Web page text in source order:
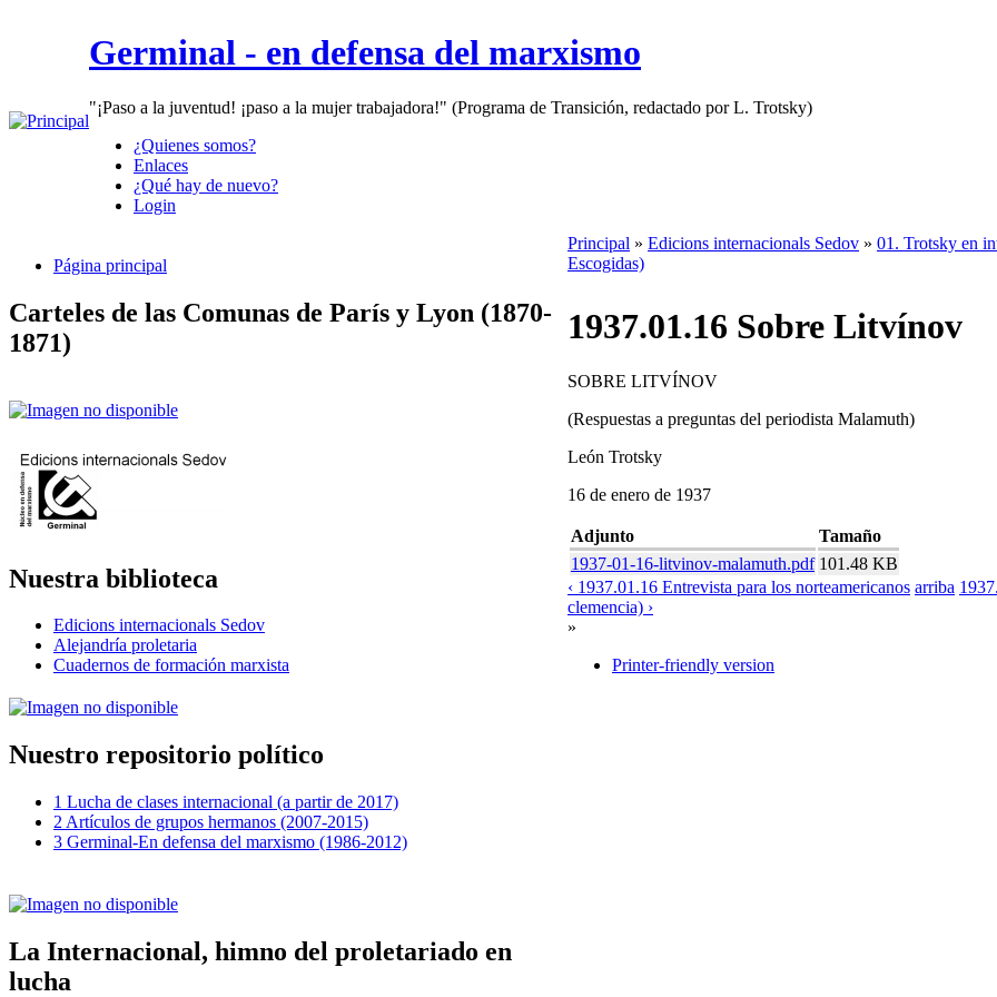
Germinal - en defensa del marxismo
"¡Paso a la juventud! ¡paso a la mujer trabajadora!" (Programa de Transición, redactado por L. Trotsky)
¿Quienes somos?
Enlaces
¿Qué hay de nuevo?
Login
Página principal
Carteles de las Comunas de París y Lyon (1870-
1871)
Nuestra biblioteca
Edicions internacionals Sedov
Alejandría proletaria
Cuadernos de formación marxista
Nuestro repositorio político
1 Lucha de clases internacional (a partir de 2017)
2 Artículos de grupos hermanos (2007-2015)
3 Germinal-En defensa del marxismo (1986-2012)
La Internacional, himno del proletariado en
lucha
Principal » Edicions internacionals Sedov » 01. Trotsky en
Escogidas)
1937.01.16 Sobre Litvínov
SOBRE LITVÍNOV
(Respuestas a preguntas del periodista Malamuth)
León Trotsky
16 de enero de 1937
Adjunto
Tamaño
1937-01-16-litvinov-malamuth.pdf 101.48 KB
‹ 1937.01.16 Entrevista para los norteamericanos arriba
clemencia) ›
»
Printer-friendly version